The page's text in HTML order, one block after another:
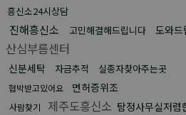
흥신소24시상담
진해흥신소 고민해결해드립니다 도와
산심부름센터
신분세탁 자금추적 실종자찾아주는곳
협박받고있어요 면허증위조
사람찾기 제주도흥신소 탐정사무실저렴